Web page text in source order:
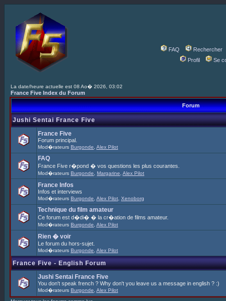
FAQ
Rechercher
Profil
Se
La date/heure actuelle est 08 Ao� 2026, 03:02
France Five Index du Forum
Forum
Jushi Sentai France Five
France Five
Forum principal.
Mod�rateurs Burgonde Alex Pilot
FAQ
France Five r�pond � vos questions les plus courantes.
Mod�rateurs Burgonde Margarine Alex Pilot
France Infos
Infos et interviews
Mod�rateurs Burgonde Alex Pilot Xenoborg
Technique du film amateur
Ce forum est d�di� � la cr�ation de films amateur.
Mod�rateurs Burgonde Alex Pilot
Rien � voir
Le forum du hors-sujet.
Mod�rateurs Burgonde Alex Pilot
France Five - English Forum
Jushi Sentai France Five
You don't speak french ? Why don't you leave us a message in english ? :)
Mod�rateurs Burgonde Alex Pilot